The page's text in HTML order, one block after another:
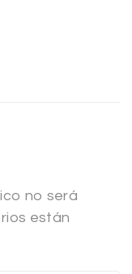
no será
están